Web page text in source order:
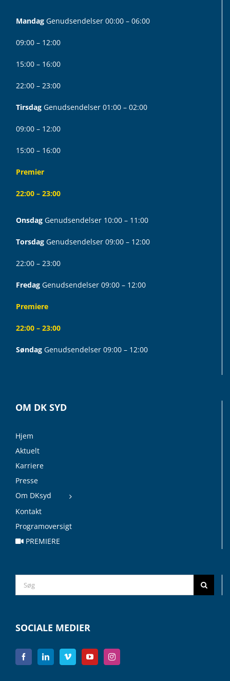
Mandag Genudsendelser 00:00 – 06:00
09:00 – 12:00
15:00 – 16:00
22:00 – 23:00
Tirsdag Genudsendelser 01:00 – 02:00
09:00 – 12:00
15:00 – 16:00
Premier
22:00 – 23:00
Onsdag Genudsendelser 10:00 – 11:00
Torsdag Genudsendelser 09:00 – 12:00
22:00 – 23:00
Fredag Genudsendelser 09:00 – 12:00
Premiere
22:00 – 23:00
Søndag Genudsendelser 09:00 – 12:00
OM DK SYD
Hjem
Aktuelt
Karriere
Presse
Om DKsyd
Kontakt
Programoversigt
PREMIERE
Search
for:
SOCIALE MEDIER